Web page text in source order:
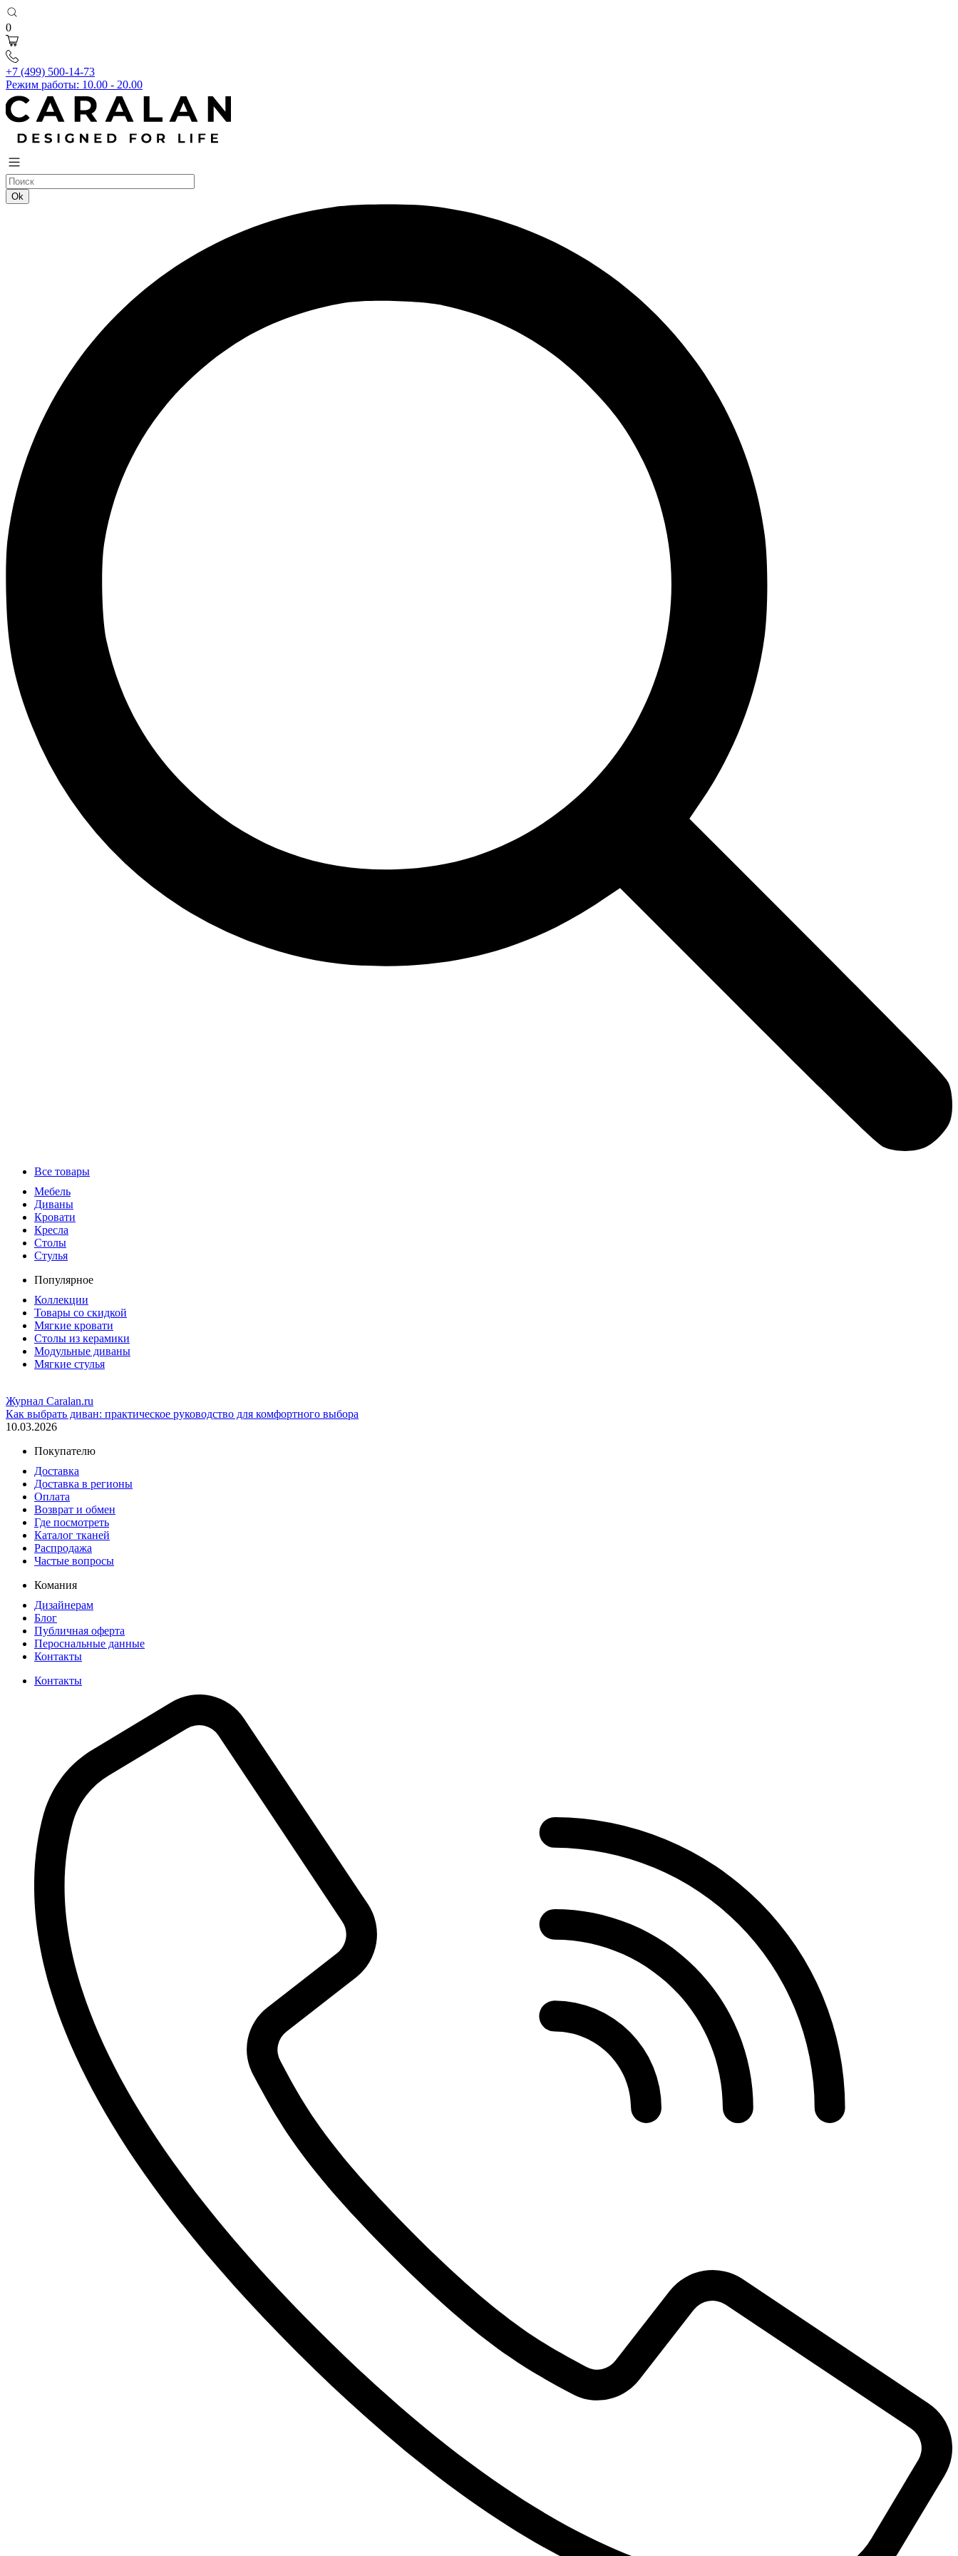
0
+7 (499) 500-14-73
Режим работы: 10.00 - 20.00
Все товары
Мебель
Диваны
Кровати
Кресла
Столы
Стулья
Популярное
Коллекции
Товары со скидкой
Мягкие кровати
Столы из керамики
Модульные диваны
Мягкие стулья
Журнал Caralan.ru
Как выбрать диван: практическое руководство для комфортного выбора
10.03.2026
Покупателю
Доставка
Доставка в регионы
Оплата
Возврат и обмен
Где посмотреть
Каталог тканей
Распродажа
Частые вопросы
Комания
Дизайнерам
Блог
Публичная оферта
Пероснальные данные
Контакты
Контакты